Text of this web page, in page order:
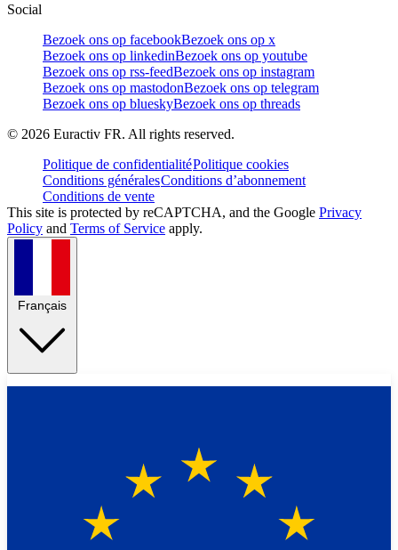
Social
Bezoek ons op facebookBezoek ons op x
Bezoek ons op linkedinBezoek ons op youtube
Bezoek ons op rss-feedBezoek ons op instagram
Bezoek ons op mastodonBezoek ons op telegram
Bezoek ons op blueskyBezoek ons op threads
© 2026 Euractiv FR. All rights reserved.
Politique de confidentialitéPolitique cookies
Conditions généralesConditions d’abonnement
Conditions de vente
This site is protected by reCAPTCHA, and the Google Privacy
Policy and Terms of Service apply.
Français